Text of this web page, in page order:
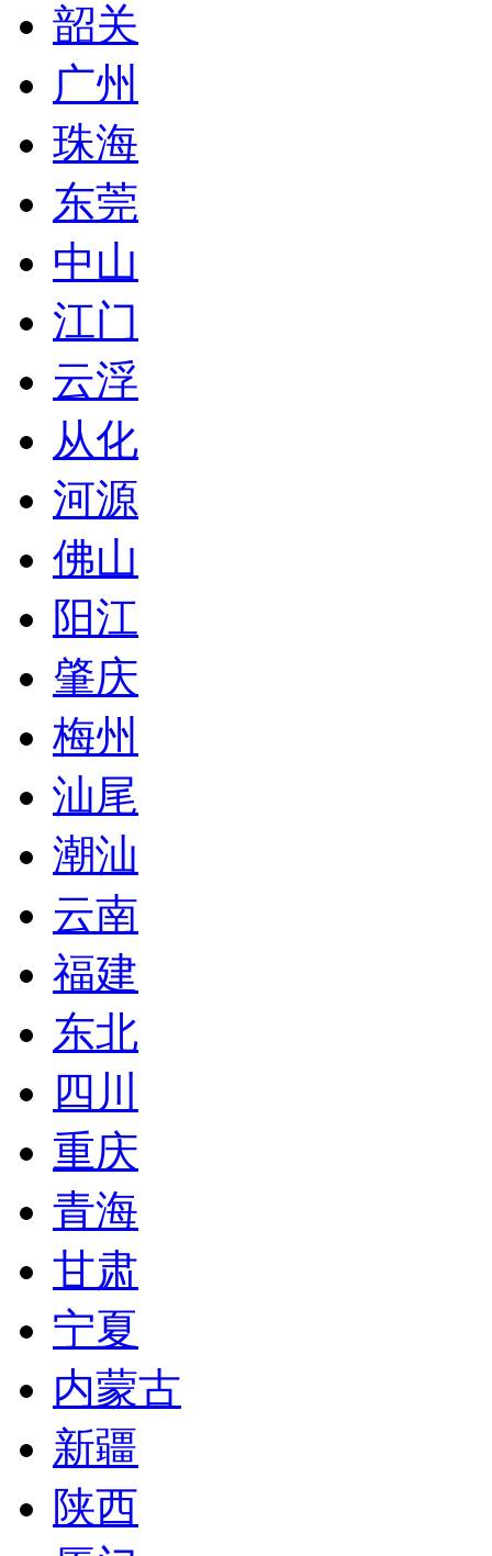
韶关
广州
珠海
东莞
中山
江门
云浮
从化
河源
佛山
阳江
肇庆
梅州
汕尾
潮汕
云南
福建
东北
四川
重庆
青海
甘肃
宁夏
内蒙古
新疆
陕西